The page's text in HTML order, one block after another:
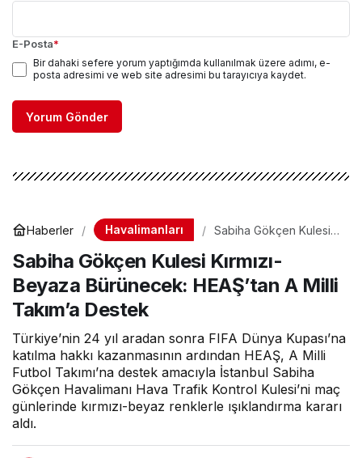
E-Posta*
Bir dahaki sefere yorum yaptığımda kullanılmak üzere adımı, e-
posta adresimi ve web site adresimi bu tarayıcıya kaydet.
Yorum Gönder
Haberler Havalimanları
Sabiha Gökçen Kulesi
Bürünecek: HEAŞ’tan A
Milli Takım’a Destek
Sabiha Gökçen Kulesi Kırmızı-
Beyaza Bürünecek: HEAŞ’tan A Milli
Takım’a Destek
Türkiye’nin 24 yıl aradan sonra FIFA Dünya Kupası’na
katılma hakkı kazanmasının ardından HEAŞ, A Milli
Futbol Takımı’na destek amacıyla İstanbul Sabiha
Gökçen Havalimanı Hava Trafik Kontrol Kulesi’ni maç
günlerinde kırmızı-beyaz renklerle ışıklandırma kararı
aldı.